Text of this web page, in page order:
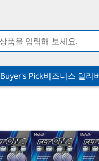
Buyer's Pick비즈니스 딜리